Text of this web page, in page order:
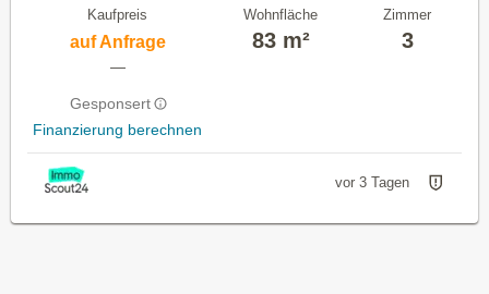
Kaufpreis
auf Anfrage
—
Gesponsert
Finanzierung berechnen
Wohnfläche
83 m²
Zimmer
3
vor 3 Tagen